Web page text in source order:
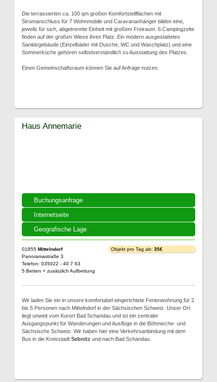
Die terrassierten ca. 100 qm großen Komfortstellflächen mit
Stromanschluss für 7 Wohnmobile und Caravananhänger bilden eine,
jeweils für sich, abgetrennte Einheit mit großem Freiraum. 6 Campingzelte
finden auf der großen Wiese ihren Platz. Ein modern ausgestattetes
Sanitärgebäude (Einzelbäder mit Dusche, WC und Waschplatz) und eine
Sommerküche gehören selbstverständlich zu Ausstattung des Platzes.
Einen Gemeinschaftsraum können Sie auf Anfrage nutzen.
Buchungsanfrage
Internetseite
Geografische Lage
Haus Annemarie
01855 Mittelndorf
Panoramastraße 3
Telefon: 035022 - 40 7 63
5 Betten + zusätzlich Aufbettung
Objekt pro Tag ab: 35€
Wir laden Sie ein in unsere komfortabel eingerichtete Ferienwohnung für 2
bis 5 Personen nach Mittelndorf in der Sächsischen Schweiz. Unser Ort
liegt unweit vom Kurort Bad Schandau und ist ein zentraler
Ausgangspunkt für Wanderungen und Ausflüge in die Böhmische- und
Sächsische Schweiz. Wir haben hier eine Verkehrsanbindung mit dem
Bus in die Kreisstadt Sebnitz und nach Bad Schandau.